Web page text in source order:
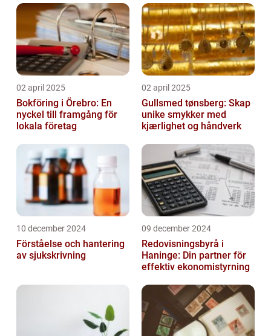
02 april 2025
Bokföring i Örebro: En
nyckel till framgång för
lokala företag
02 april 2025
Gullsmed tønsberg: Skap
unike smykker med
kjærlighet og håndverk
10 december 2024
Förståelse och hantering
av sjukskrivning
09 december 2024
Redovisningsbyrå i
Haninge: Din partner för
effektiv ekonomistyrning